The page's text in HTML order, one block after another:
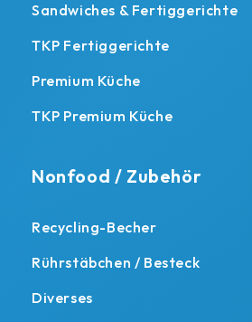
Sandwiches & Fertiggerichte
TKP Fertiggerichte
Premium Küche
TKP Premium Küche
Nonfood / Zubehör
Recycling-Becher
Rührstäbchen / Besteck
Diverses